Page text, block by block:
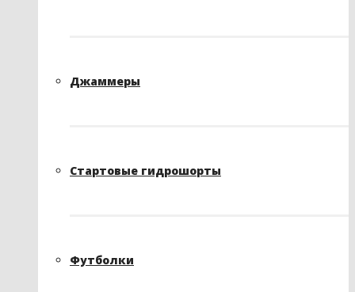
Джаммеры
Стартовые гидрошорты
Футболки